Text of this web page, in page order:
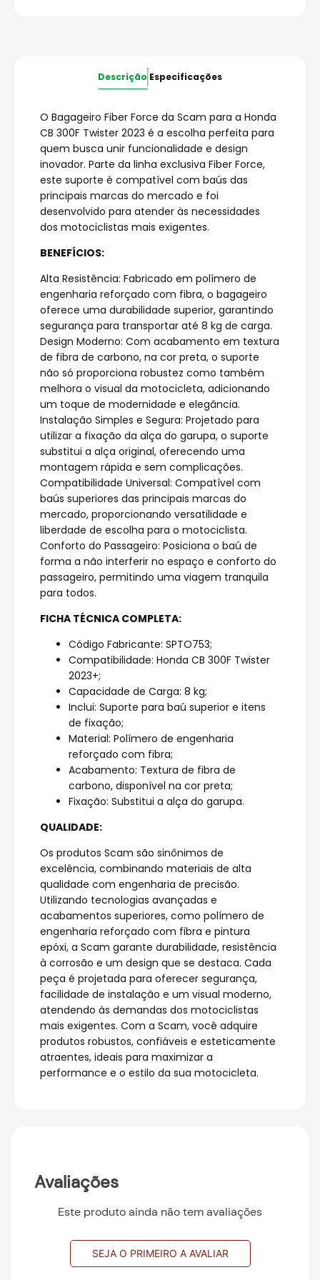
Descrição Especificações
O Bagageiro Fiber Force da Scam para a Honda
CB 300F Twister 2023 é a escolha perfeita para
quem busca unir funcionalidade e design
inovador. Parte da linha exclusiva Fiber Force,
este suporte é compatível com baús das
principais marcas do mercado e foi
desenvolvido para atender às necessidades
dos motociclistas mais exigentes.
BENEFÍCIOS:
Alta Resistência: Fabricado em polímero de
engenharia reforçado com fibra, o bagageiro
oferece uma durabilidade superior, garantindo
segurança para transportar até 8 kg de carga.
Design Moderno: Com acabamento em textura
de fibra de carbono, na cor preta, o suporte
não só proporciona robustez como também
melhora o visual da motocicleta, adicionando
um toque de modernidade e elegância.
Instalação Simples e Segura: Projetado para
utilizar a fixação da alça do garupa, o suporte
substitui a alça original, oferecendo uma
montagem rápida e sem complicações.
Compatibilidade Universal: Compatível com
baús superiores das principais marcas do
mercado, proporcionando versatilidade e
liberdade de escolha para o motociclista.
Conforto do Passageiro: Posiciona o baú de
forma a não interferir no espaço e conforto do
passageiro, permitindo uma viagem tranquila
para todos.
FICHA TÉCNICA COMPLETA:
Código Fabricante: SPTO753;
Compatibilidade: Honda CB 300F Twister
2023+;
Capacidade de Carga: 8 kg;
Inclui: Suporte para baú superior e itens
de fixação;
Material: Polímero de engenharia
reforçado com fibra;
Acabamento: Textura de fibra de
carbono, disponível na cor preta;
Fixação: Substitui a alça do garupa.
QUALIDADE:
Os produtos Scam são sinônimos de
excelência, combinando materiais de alta
qualidade com engenharia de precisão.
Utilizando tecnologias avançadas e
acabamentos superiores, como polímero de
engenharia reforçado com fibra e pintura
epóxi, a Scam garante durabilidade, resistência
à corrosão e um design que se destaca. Cada
peça é projetada para oferecer segurança,
facilidade de instalação e um visual moderno,
atendendo às demandas dos motociclistas
mais exigentes. Com a Scam, você adquire
produtos robustos, confiáveis e esteticamente
atraentes, ideais para maximizar a
performance e o estilo da sua motocicleta.
Avaliações
Este produto ainda não tem avaliações
SEJA O PRIMEIRO A AVALIAR